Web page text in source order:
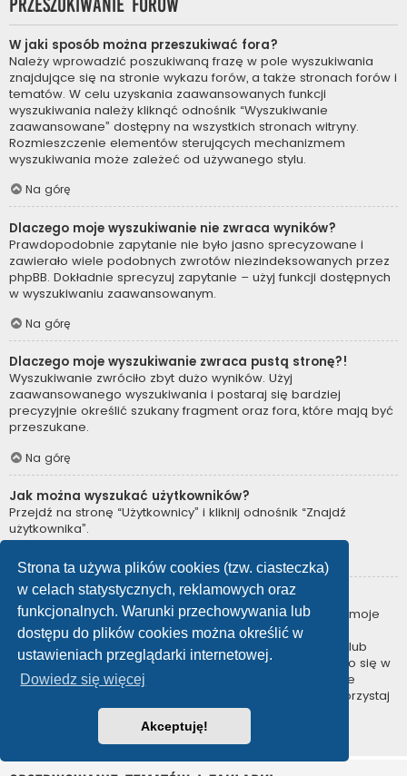
Strona ta używa plików cookies (tzw. ciasteczka)
w celach statystycznych, reklamowych oraz
funkcjonalnych. Warunki przechowywania lub
dostępu do plików cookies można określić w
ustawieniach przeglądarki internetowej.
Dowiedz się więcej
Akceptuję!
Przeszukiwanie forów
W jaki sposób można przeszukiwać fora?
Należy wprowadzić poszukiwaną frazę w pole wyszukiwania
znajdujące się na stronie wykazu forów, a także stronach forów i
tematów. W celu uzyskania zaawansowanych funkcji
wyszukiwania należy kliknąć odnośnik “Wyszukiwanie
zaawansowane” dostępny na wszystkich stronach witryny.
Rozmieszczenie elementów sterujących mechanizmem
wyszukiwania może zależeć od używanego stylu.
Na górę
Dlaczego moje wyszukiwanie nie zwraca wyników?
Prawdopodobnie zapytanie nie było jasno sprecyzowane i
zawierało wiele podobnych zwrotów niezindeksowanych przez
phpBB. Dokładnie sprecyzuj zapytanie – użyj funkcji dostępnych
w wyszukiwaniu zaawansowanym.
Na górę
Dlaczego moje wyszukiwanie zwraca pustą stronę?!
Wyszukiwanie zwróciło zbyt dużo wyników. Użyj
zaawansowanego wyszukiwania i postaraj się bardziej
precyzyjnie określić szukany fragment oraz fora, które mają być
przeszukane.
Na górę
Jak można wyszukać użytkowników?
Przejdź na stronę “Użytkownicy” i kliknij odnośnik “Znajdź
użytkownika”.
Na górę
W jaki sposób można znaleźć swoje posty i tematy?
Swoje posty można znaleźć, klikając odnośnik “Wyświetl moje
posty” znajdujący się w panelu zarządzania kontem lub
odnośnik “Posty użytkownika” na stronie swojego profilu lub
wybierając „Twoje posty” z menu „Więcej…” znajdującego się w
górnym lewym rogu witryny. Jeśli chcesz wyszukać swoje
tematy, użyj strony wyszukiwania zaawansowanego i skorzystaj
z odpowiednich funkcji.